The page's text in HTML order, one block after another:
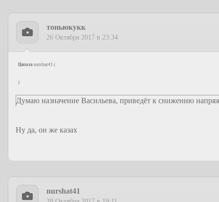
тоньюкукк
26 Октября 2017 в 23:34
Цитата nurshat41 (
)
Думаю назначение Васильева, приведёт к снижению
Ну да, он же казах
nurshat41